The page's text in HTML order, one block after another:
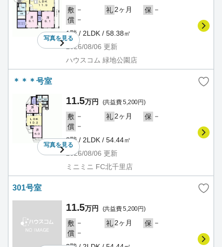
写真を見る
敷 － 礼 2ヶ月 保 －
償 －
1階 / 2LDK / 58.38㎡
2026/08/06 更新
ハウスコム 緑地公園店
＊＊＊号室
写真を見る
11.5万円 (共益費 5,200円)
敷 － 礼 2ヶ月 保 －
償 －
3階 / 2LDK / 54.44㎡
2026/08/06 更新
ミニミニ FC北千里店
301号室
11.5万円 (共益費 5,200円)
敷 － 礼 2ヶ月 保 －
償 －